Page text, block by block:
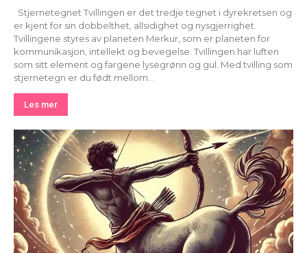
er kjent for sin dobbelthet, allsidighet og nysgjerrighet.
Tvillingene styres av planeten Merkur, som er planeten for
kommunikasjon, intellekt og bevegelse. Tvillingen har luften
som sitt element og fargene lysegrønn og gul. Med tvilling som
stjernetegn er du født mellom...
Les mer